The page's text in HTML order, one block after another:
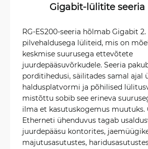
Gigabit-lülitite seeria
RG-ES200-seeria hõlmab Gigabit
pilvehaldusega lüliteid, mis on
keskmise suurusega ettevõtete
juurdepääsuvõrkudele. Seeria
porditihedusi, säilitades samal ajal
haldusplatvormi ja põhilised
mistõttu sobib see erineva
ilma et kasutuskogemus muutuks.
Etherneti ühenduvus tagab
juurdepääsu kontorites,
majutusasutustes,